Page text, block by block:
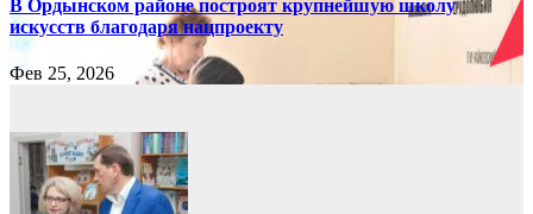
В Ордынском районе построят крупнейшую школу
искусств благодаря нацпроекту
Фев 25, 2026